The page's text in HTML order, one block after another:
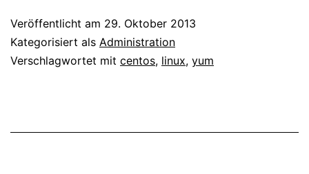
Veröffentlicht am 29. Oktober 2013
Kategorisiert als Administration
Verschlagwortet mit centos, linux, yum